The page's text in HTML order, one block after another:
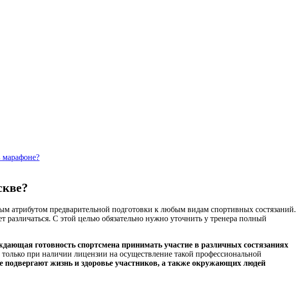
марафоне?
атрибутом предварительной подготовки к любым видам спортивных состязаний.
С этой целью обязательно нужно уточнить у тренера полный
готовность спортсмена принимать участие в различных состязаниях
при наличии лицензии на осуществление такой профессиональной
подвергают жизнь и здоровье участников, а также окружающих людей